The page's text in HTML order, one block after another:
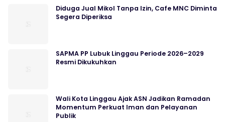
Diduga Jual Mikol Tanpa Izin, Cafe MNC Diminta
Segera Diperiksa
SAPMA PP Lubuk Linggau Periode 2026–2029
Resmi Dikukuhkan
Wali Kota Linggau Ajak ASN Jadikan Ramadan
Momentum Perkuat Iman dan Pelayanan
Publik